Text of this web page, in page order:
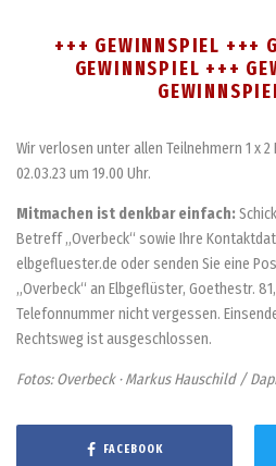
+++ GEWINNSPIEL +++
GEWINNSPIEL +++
Wir verlosen unter allen Teilnehmern 1 x
02.03.23 um 19.00 Uhr.
Mitmachen ist denkbar einfach:
Betreff „Overbeck“ sowie Ihre
elbgefluester.de oder senden Sie eine
„Overbeck“ an Elbgeflüster, Goethestr.
Telefonnummer nicht vergessen.
Rechtsweg ist ausgeschlossen.
Fotos: Overbeck · Markus Hauschild /
FACEBOOK